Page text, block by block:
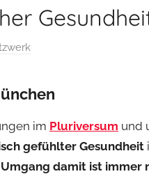
im Pluriversum und
gefühlter Gesundheit
damit ist immer